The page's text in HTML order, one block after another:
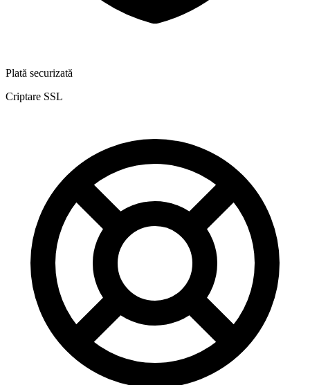
Plată securizată
Criptare SSL